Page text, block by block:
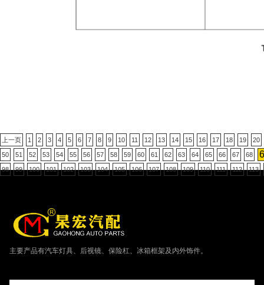
上一页 1 2 3 4 5 6 7 8 9 10 11 12 13 14 15 16 17 18 19 20
50 51 52 53 54 55 56 57 58 59 60 61 62 63 64 65 66 67 68
98 99 100 101 102 103 104 105 106 107 108 109 110 111 112 113
主要产品有汽车灯具、后视镜、保险杠、冰箱框架及内外饰件。